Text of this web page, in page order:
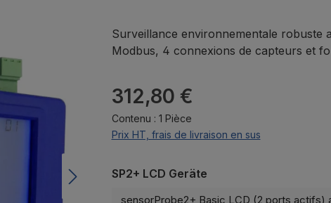
Surveillance environnementale robuste
Modbus, 4 connexions de capteurs et
Prix régulier :
312,80 €
Contenu : 1 Pièce
Prix HT, frais de livraison en sus
Sélectionnez
SP2+ LCD Geräte